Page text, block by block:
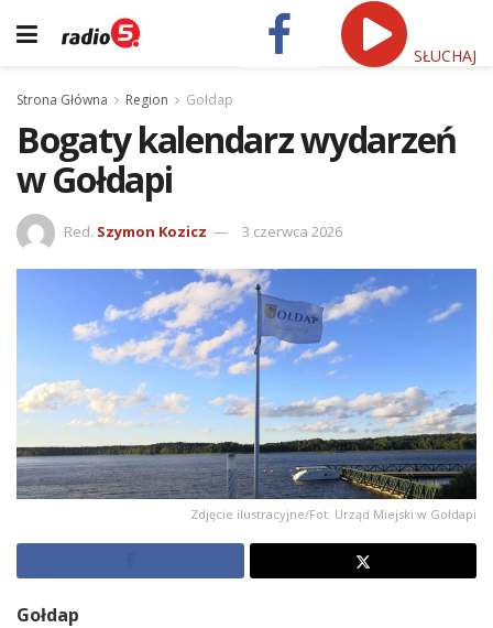
SŁUCHAJ
Strona Główna Region Gołdap
Bogaty kalendarz wydarzeń
w Gołdapi
Red. Szymon Kozicz 3 czerwca 2026
Zdjęcie ilustracyjne/Fot. Urząd Miejski w Gołdapi
Gołdap